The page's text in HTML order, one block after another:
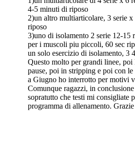
4-5 minuti di riposo
2)un altro multiarticolare, 3 serie
riposo
3)uno di isolamento 2 serie 12-15
per i muscoli piu piccoli, 60 sec
un solo esercizio di isolamento, 3
Questo molto per grandi linee,
pause, poi in stripping e poi con le
a Giugno ho interrotto per motivi
Comunque ragazzi, in
sopratutto che testi mi consigliate
programma di allenamento.